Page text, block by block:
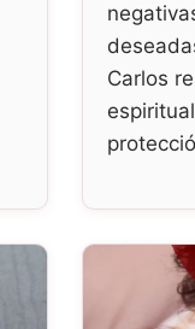
Carlos